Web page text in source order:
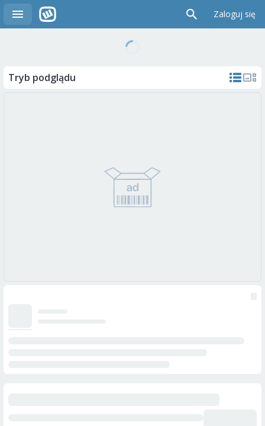
Zaloguj się
Tryb podglądu